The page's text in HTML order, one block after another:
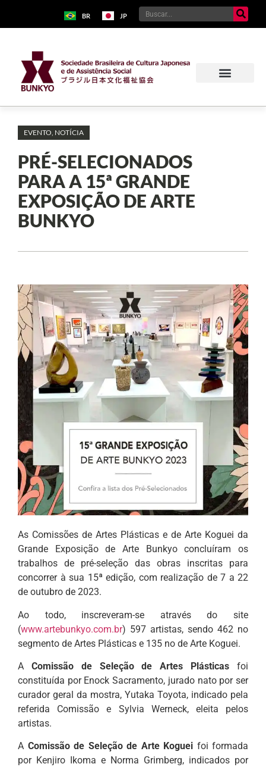
BR JP
EVENTO NOTÍCIA
PRÉ-SELECIONADOS
PARA A 15ª GRANDE
EXPOSIÇÃO DE ARTE
BUNKYO
As Comissões de Artes Plásticas e de Arte Koguei da
Grande Exposição de Arte Bunkyo concluíram os
trabalhos de pré-seleção das obras inscritas para
concorrer à sua 15ª edição, com realização de 7 a 22
de outubro de 2023.
Ao todo, inscreveram-se através do site
(www.artebunkyo.com.br) 597 artistas, sendo 462 no
segmento de Artes Plásticas e 135 no de Arte Koguei.
A Comissão de Seleção de Artes Plásticas foi
constituída por Enock Sacramento, jurado nato por ser
curador geral da mostra, Yutaka Toyota, indicado pela
referida Comissão e Sylvia Werneck, eleita pelos
artistas.
A Comissão de Seleção de Arte Koguei foi formada
por Kenjiro Ikoma e Norma Grimberg, indicados por